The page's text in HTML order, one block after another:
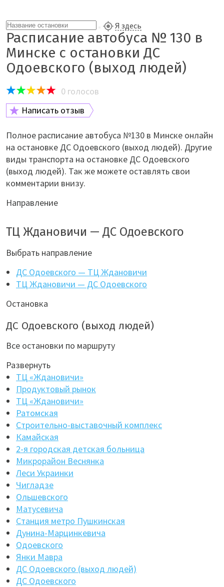
Я здесь
Расписание автобуса № 130 в
Минске с остановки ДС
Одоевского (выход людей)
0 голосов
Написать отзыв
Полное расписание автобуса №130 в Минске онлайн
на остановке ДС Одоевского (выход людей). Другие
виды транспорта на остановке ДС Одоевского
(выход людей). Так же можете оставлять свои
комментарии внизу.
Направление
ТЦ Ждановичи — ДС Одоевского
Выбрать направление
ДС Одоевского — ТЦ Ждановичи
ТЦ Ждановичи — ДС Одоевского
Остановка
ДС Одоевского (выход людей)
Все остановки по маршруту
Развернуть
ТЦ «Ждановичи»
Продуктовый рынок
ТЦ «Ждановичи»
Ратомская
Строительно-выставочный комплекс
Камайская
2-я городская детская больница
Микрорайон Веснянка
Леси Украинки
Чигладзе
Ольшевского
Матусевича
Станция метро Пушкинская
Дунина-Марцинкевича
Одоевского
Янки Мавра
ДС Одоевского (выход людей)
ДС Одоевского